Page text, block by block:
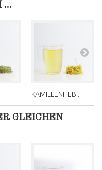
...
KAMILLENFIEB...
GLEICHEN